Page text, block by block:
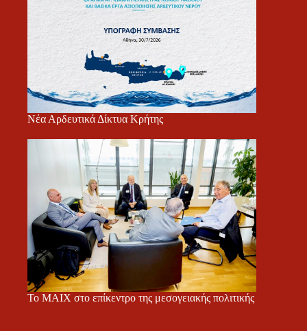
Νέα Αρδευτικά Δίκτυα Κρήτης
Το ΜΑΙΧ στο επίκεντρο της μεσογειακής πολιτικής